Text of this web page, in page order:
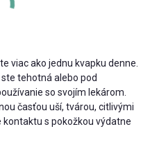
viac ako jednu kvapku denne.
tehotná alebo pod
so svojím lekárom.
časťou uší, tvárou, citlivými
s pokožkou výdatne